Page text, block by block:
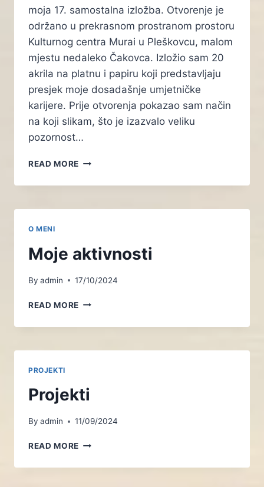
moja 17. samostalna izložba. Otvorenje je
održano u prekrasnom prostranom prostoru
Kulturnog centra Murai u Pleškovcu, malom
mjestu nedaleko Čakovca. Izložio sam 20
akrila na platnu i papiru koji predstavljaju
presjek moje dosadašnje umjetničke
karijere. Prije otvorenja pokazao sam način
na koji slikam, što je izazvalo veliku
pozornost…
READ MORE IZLOŽBA
BOJA
O MENI
Moje aktivnosti
By admin 17/10/2024
READ MORE MOJE
PROJEKTI
Projekti
By admin 11/09/2024
READ MORE PROJEKTI